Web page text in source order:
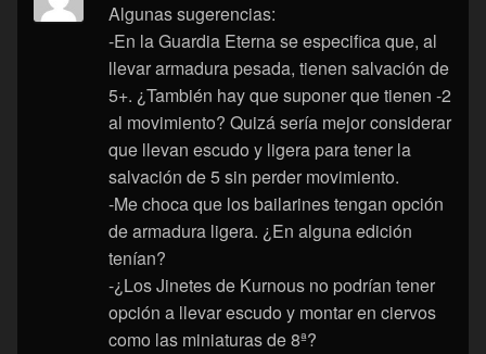
Algunas sugerencias:
-En la Guardia Eterna se especifica que, al
llevar armadura pesada, tienen salvación de
5+. ¿También hay que suponer que tienen -2
al movimiento? Quizá sería mejor considerar
que llevan escudo y ligera para tener la
salvación de 5 sin perder movimiento.
-Me choca que los bailarines tengan opción
de armadura ligera. ¿En alguna edición
tenían?
-¿Los Jinetes de Kurnous no podrían tener
opción a llevar escudo y montar en ciervos
como las miniaturas de 8ª?